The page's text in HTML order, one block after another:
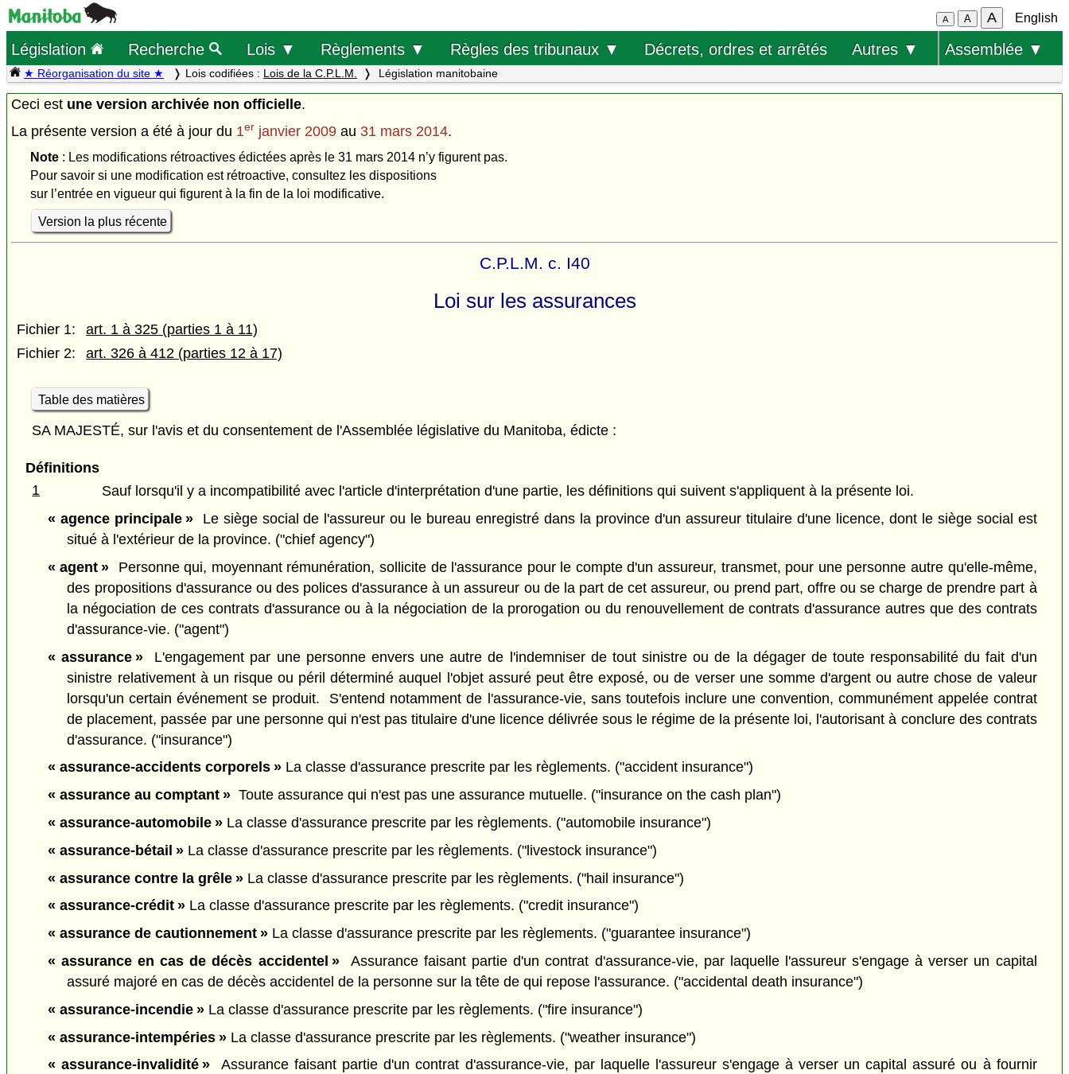
A A A English
Législation Recherche Lois ▼ Règlements ▼ Règles des tribunaux ▼ Décrets, ordres et arrêtés Autres ▼ Assemblée ▼
★ Réorganisation du site ★ Lois codifiées : Lois de la C.P.L.M. Législation manitobaine
Ceci est une version archivée non officielle.
La présente version a été à jour du 1er janvier 2009 au 31 mars 2014.
Note: Les modifications rétroactives édictées après le 31 mars 2014 n’y figurent pas.
Pour savoir si une modification est rétroactive, consultez les dispositions
sur l’entrée en vigueur qui figurent à la fin de la loi modificative.
Version la plus récente
C.P.L.M. c. I40
Loi sur les assurances
Fichier 1:
art. 1 à 325 (parties 1 à 11)
Fichier 2:
art. 326 à 412 (parties 12 à 17)
Table des matières
SA MAJESTÉ, sur l'avis et du consentement de l'Assemblée législative du Manitoba, édicte :
Définitions
1
Sauf lorsqu'il y a incompatibilité avec l'article d'interprétation d'une partie, les définitions qui suivent s'appliquent à la présente loi.
« agence principale »Le siège social de l'assureur ou le bureau enregistré dans la province d'un assureur titulaire d'une licence, dont le siège social est
situé à l'extérieur de la province. ("chief agency")
« agent » Personne qui, moyennant rémunération, sollicite de l'assurance pour le compte d'un assureur, transmet, pour une personne autre qu'elle-même,
des propositions d'assurance ou des polices d'assurance à un assureur ou de la part de cet assureur, ou prend part, offre ou se charge de prendre part à
la négociation de ces contrats d'assurance ou à la négociation de la prorogation ou du renouvellement de contrats d'assurance autres que des contrats
d'assurance-vie. ("agent")
« assurance »L'engagement par une personne envers une autre de l'indemniser de tout sinistre ou de la dégager de toute responsabilité du fait d'un
sinistre relativement à un risque ou péril déterminé auquel l'objet assuré peut être exposé, ou de verser une somme d'argent ou autre chose de valeur
lorsqu'un certain événement se produit. S'entend notamment de l'assurance-vie, sans toutefois inclure une convention, communément appelée contrat
de placement, passée par une personne qui n'est pas titulaire d'une licence délivrée sous le régime de la présente loi, l'autorisant à conclure des contrats
d'assurance. ("insurance")
« assurance-accidents corporels »La classe d'assurance prescrite par les règlements. ("accident insurance")
« assurance au comptant »Toute assurance qui n'est pas une assurance mutuelle. ("insurance on the cash plan")
« assurance-automobile »La classe d'assurance prescrite par les règlements. ("automobile insurance")
« assurance-bétail » La classe d'assurance prescrite par les règlements. ("livestock insurance")
« assurance contre la grêle »La classe d'assurance prescrite par les règlements. ("hail insurance")
« assurance-crédit »La classe d'assurance prescrite par les règlements. ("credit insurance")
« assurance de cautionnement »La classe d'assurance prescrite par les règlements. ("guarantee insurance")
« assurance en cas de décès accidentel »Assurance faisant partie d'un contrat d'assurance-vie, par laquelle l'assureur s'engage à verser un capital
assuré majoré en cas de décès accidentel de la personne sur la tête de qui repose l'assurance. ("accidental death insurance")
« assurance-incendie »La classe d'assurance prescrite par les règlements. ("fire insurance")
« assurance-intempéries »La classe d'assurance prescrite par les règlements. ("weather insurance")
« assurance-invalidité »Assurance faisant partie d'un contrat d'assurance-vie, par laquelle l'assureur s'engage à verser un capital assuré ou à fournir